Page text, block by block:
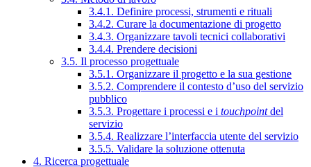
3.4.1. Definire processi, strumenti e rituali
3.4.2. Curare la documentazione di progetto
3.4.3. Organizzare tavoli tecnici collaborativi
3.4.4. Prendere decisioni
3.5. Il processo progettuale
3.5.1. Organizzare il progetto e la sua gestione
3.5.2. Comprendere il contesto d’uso del servizio
pubblico
3.5.3. Progettare i processi e i touchpointdel
servizio
3.5.4. Realizzare l’interfaccia utente del servizio
3.5.5. Validare la soluzione ottenuta
4. Ricerca progettuale